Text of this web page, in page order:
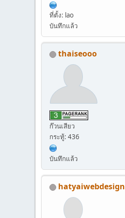
ที่ตั้ง: lao
บันทึกแล้ว
thaiseooo
ก๊วนเสียว
กระทู้: 436
บันทึกแล้ว
hatyaiwebdesign